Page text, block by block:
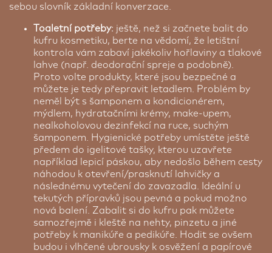
sebou slovník základní konverzace.
Toaletní potřeby: ještě, než si začnete balit do
kufru kosmetiku, berte na vědomí, že letištní
kontrola vám zabaví jakékoliv hořlaviny a tlakové
lahve (např. deodorační spreje a podobně).
Proto volte produkty, které jsou bezpečné a
můžete je tedy přepravit letadlem. Problém by
neměl být s šamponem a kondicionérem,
mýdlem, hydratačními krémy, make-upem,
nealkoholovou dezinfekcí na ruce, suchým
šamponem. Hygienické potřeby umístěte ještě
předem do igelitové tašky, kterou uzavřete
například lepicí páskou, aby nedošlo během cesty
náhodou k otevření/prasknutí lahvičky a
následnému vytečení do zavazadla. Ideální u
tekutých přípravků jsou pevná a pokud možno
nová balení. Zabalit si do kufru pak můžete
samozřejmě i kleště na nehty, pinzetu a jiné
potřeby k manikúře a pedikúře. Hodit se ovšem
budou i vlhčené ubrousky k osvěžení a papírové